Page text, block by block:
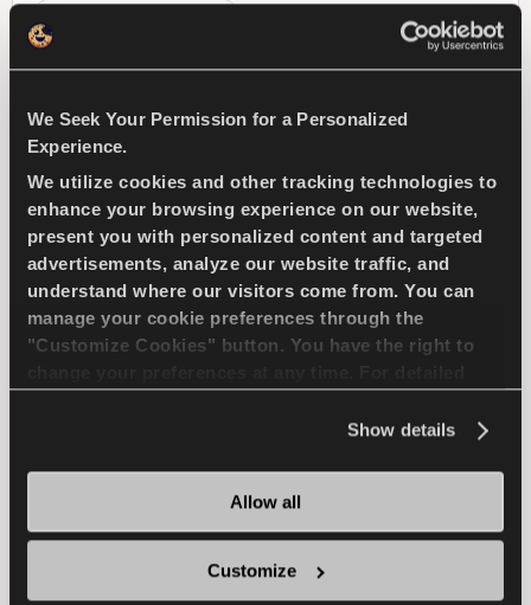
We Seek Your Permission for a Personalized
Experience.
We utilize cookies and other tracking technologies to
enhance your browsing experience on our website,
present you with personalized content and targeted
advertisements, analyze our website traffic, and
understand where our visitors come from. You can
manage your cookie preferences through the
"Customize Cookies" button. You have the right to
Show details
Allow all
Customize
MANIOBRABILIDAD EN SECO
ENCUENTRA UN
DISTRIBUIDOR
MAS
INFORMACION
TRANSWAY 2
eficiencia para tu vehículo comercial ligero